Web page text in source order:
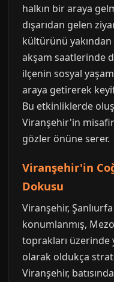
halkın bir araya
dışarıdan gelen
kültürünü yakından
akşam saatlerinde
ilçenin sosyal
araya getirerek
Bu etkinliklerde
Viranşehir'in
gözler önüne serer.
Viranşehir'in
Dokusu
Viranşehir,
konumlanmış,
toprakları üzerinde
olarak oldukça
Viranşehir,